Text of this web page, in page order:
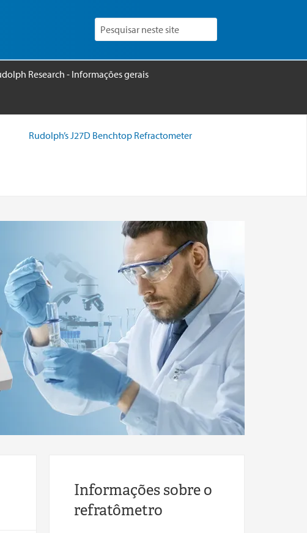
Research - Informações gerais
Rudolph’s J27D Benchtop Refractometer
Informações sobre o
refratômetro